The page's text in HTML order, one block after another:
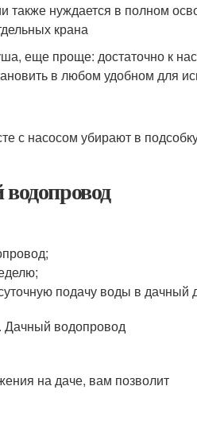
также нуждается в полном
крана
еще проще: достаточно к
в любом удобном для
с насосом убирают в
подачу воды в дачный
на даче, вам позволит